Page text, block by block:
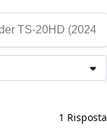
1 Risposta